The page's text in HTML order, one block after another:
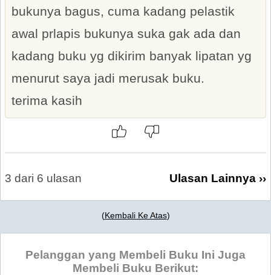
bukunya bagus, cuma kadang pelastik
awal prlapis bukunya suka gak ada dan
kadang buku yg dikirim banyak lipatan yg
menurut saya jadi merusak buku.
terima kasih
3 dari 6 ulasan Ulasan Lainnya ››
(Kembali Ke Atas)
Pelanggan yang Membeli Buku Ini Juga
Membeli Buku Berikut: